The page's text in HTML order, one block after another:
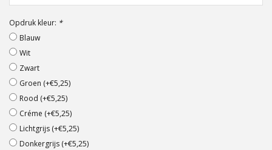
Opdruk kleur: *
Blauw
Wit
Zwart
Groen (+€5,25)
Rood (+€5,25)
Créme (+€5,25)
Lichtgrijs (+€5,25)
Donkergrijs (+€5,25)